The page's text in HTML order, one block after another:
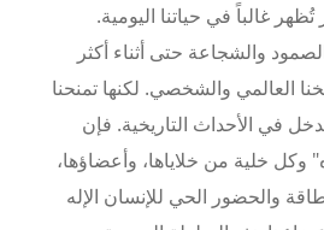
غالباً في حياتنا اليومية.
والشجاعة حتى أثناء أكثر
العالمي والشخصي. لكنها تمنحنا
في الأحداث التاريخية. فإن
خلية من خلاياها، وأعضاؤها،
والحضور الحي للإنسان الإله